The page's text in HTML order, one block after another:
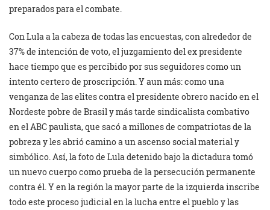
preparados para el combate.
Con Lula a la cabeza de todas las encuestas, con alrededor de
37% de intención de voto, el juzgamiento del ex presidente
hace tiempo que es percibido por sus seguidores como un
intento certero de proscripción. Y aun más: como una
venganza de las elites contra el presidente obrero nacido en el
Nordeste pobre de Brasil y más tarde sindicalista combativo
en el ABC paulista, que sacó a millones de compatriotas de la
pobreza y les abrió camino a un ascenso social material y
simbólico. Así, la foto de Lula detenido bajo la dictadura tomó
un nuevo cuerpo como prueba de la persecución permanente
contra él. Y en la región la mayor parte de la izquierda inscribe
todo este proceso judicial en la lucha entre el pueblo y las